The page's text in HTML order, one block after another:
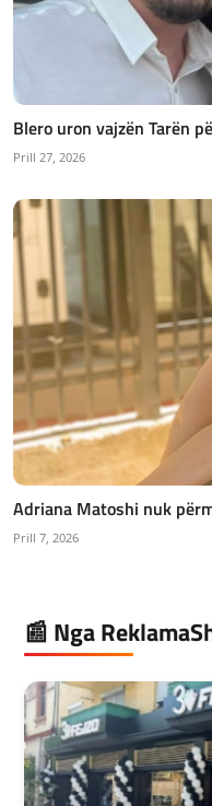
Blero uron vajzën Tarën
Prill 27, 2026
Adriana Matoshi nuk
Prill 7, 2026
📰 Nga